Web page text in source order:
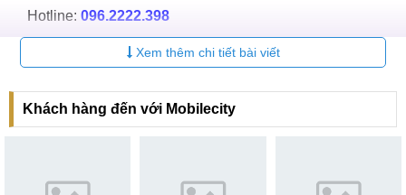
Hotline: 096.2222.398
42 Phố Vọng, Hai Bà Trưng
Tại TP Hồ Chí Minh
Hotline:0969.520.520
Xem thêm chi tiết bài viết
Khách hàng đến với Mobilecity